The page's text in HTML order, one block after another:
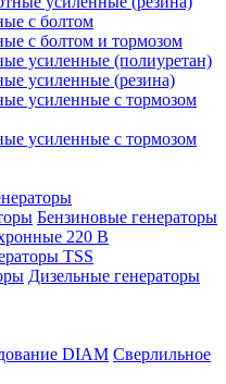
с болтом
с болтом и тормозом
усиленные (полиуретан)
усиленные (резина)
усиленные с тормозом
усиленные с тормозом
Бензиновые генераторы
220 В
TSS
Дизельные генераторы
Сверлильное